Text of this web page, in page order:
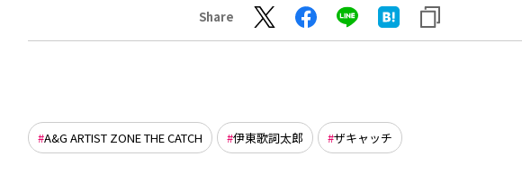
Share
A&G ARTIST ZONE THE CATCH 伊東歌詞太郎 ザキャッチ